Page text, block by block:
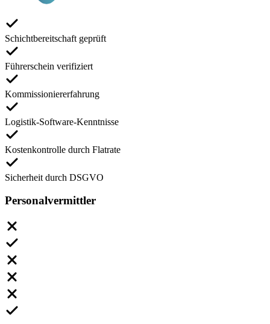
Schichtbereitschaft geprüft
Führerschein verifiziert
Kommissioniererfahrung
Logistik-Software-Kenntnisse
Kostenkontrolle durch Flatrate
Sicherheit durch DSGVO
Personalvermittler